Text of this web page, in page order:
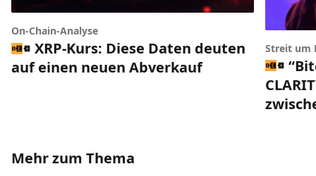
On-Chain-Analyse
XRP-Kurs: Diese Daten deuten
auf einen neuen Abverkauf
Streit um
Mehr zum Thema